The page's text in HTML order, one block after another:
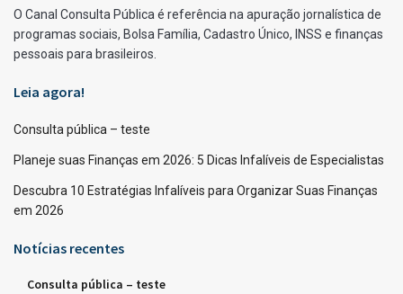
O Canal Consulta Pública é referência na apuração jornalística de
programas sociais, Bolsa Família, Cadastro Único, INSS e finanças
pessoais para brasileiros.
Leia agora!
Consulta pública – teste
Planeje suas Finanças em 2026: 5 Dicas Infalíveis de Especialistas
Descubra 10 Estratégias Infalíveis para Organizar Suas Finanças
em 2026
Notícias recentes
Consulta pública – teste